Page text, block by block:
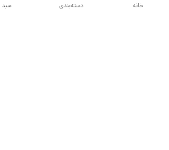
سبد دسته‌بندی خانه